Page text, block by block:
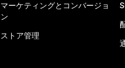
マーケティングとコンバージョ
ン
ストア管理